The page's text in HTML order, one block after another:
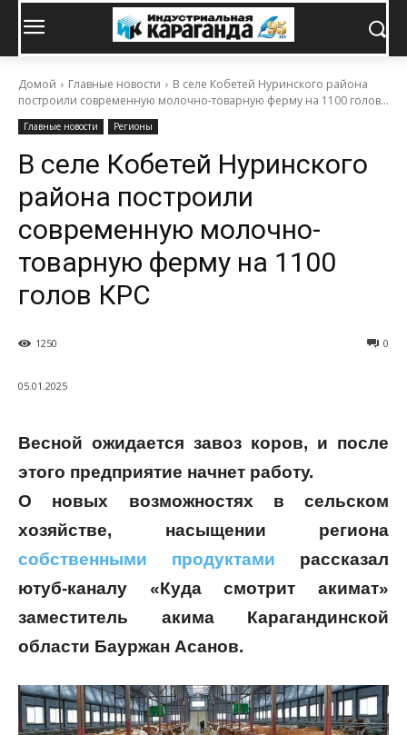
Домой Главные новости
В селе Кобетей Нуринского района
построили современную молочно-товарную ферму на 1100 голов...
Главные новости Регионы
В селе Кобетей Нуринского
района построили
современную молочно-
товарную ферму на 1100
голов КРС
0
1250
05.01.2025
Весной ожидается завоз коров, и после
этого предприятие начнет работу.
О новых возможностях в сельском
хозяйстве, насыщении региона
собственными продуктами рассказал
ютуб-каналу «Куда смотрит акимат»
заместитель акима Карагандинской
области Бауржан Асанов.